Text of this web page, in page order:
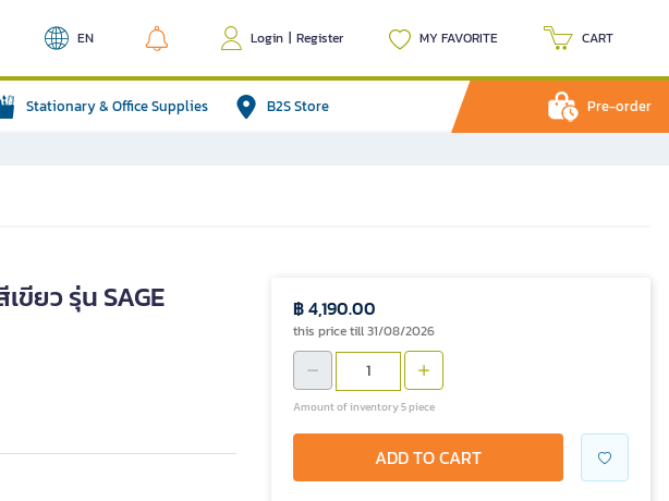
EN Login | Register MY FAVORITE CART
Stationary & Office Supplies B2S Store Pre-order
ขียว รุ่น SAGE
฿ 4,190.00
this price till 31/08/2026
Amount of inventory 5 piece
ADD TO CART